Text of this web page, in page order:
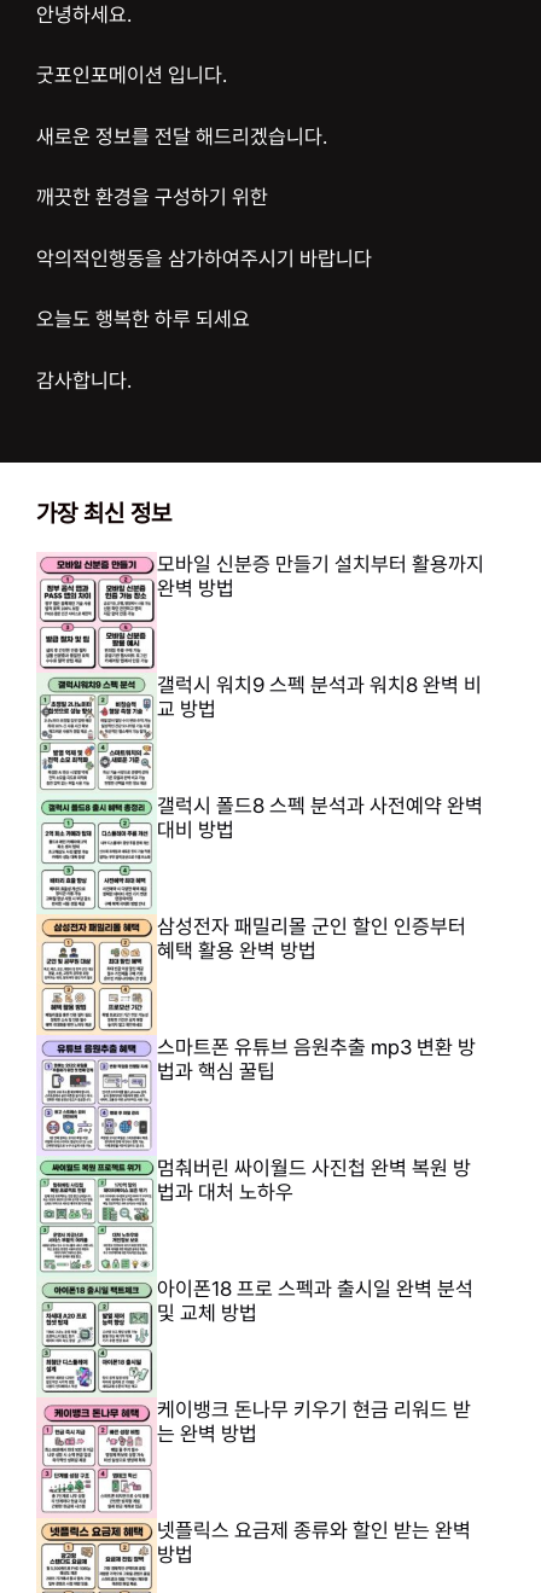
안녕하세요.
굿포인포메이션 입니다.
새로운 정보를 전달 해드리겠습니다.
깨끗한 환경을 구성하기 위한
악의적인행동을 삼가하여주시기 바랍니다
오늘도 행복한 하루 되세요
감사합니다.
가장 최신 정보
모바일 신분증 만들기 설치부터 활용까지
완벽 방법
갤럭시 워치9 스펙 분석과 워치8 완벽 비
교 방법
갤럭시 폴드8 스펙 분석과 사전예약 완벽
대비 방법
삼성전자 패밀리몰 군인 할인 인증부터
혜택 활용 완벽 방법
스마트폰 유튜브 음원추출 mp3 변환 방
법과 핵심 꿀팁
멈춰버린 싸이월드 사진첩 완벽 복원 방
법과 대처 노하우
아이폰18 프로 스펙과 출시일 완벽 분석
및 교체 방법
케이뱅크 돈나무 키우기 현금 리워드 받
는 완벽 방법
넷플릭스 요금제 종류와 할인 받는 완벽
방법